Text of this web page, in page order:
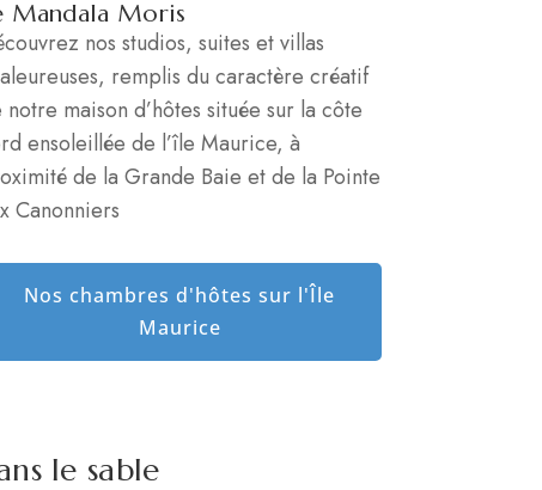
Mandala Moris
nos studios, suites et villas
remplis du caractère créatif
notre maison d’hôtes située sur la côte
ensoleillée de l’île Maurice, à
de la Grande Baie et de la Pointe
Canonniers
Nos chambres d'hôtes sur l'Île
Maurice
le sable